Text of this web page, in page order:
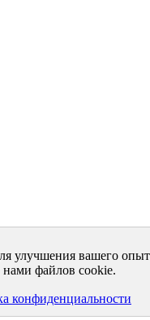
улучшения вашего
нами файлов cookie.
конфиденциальности